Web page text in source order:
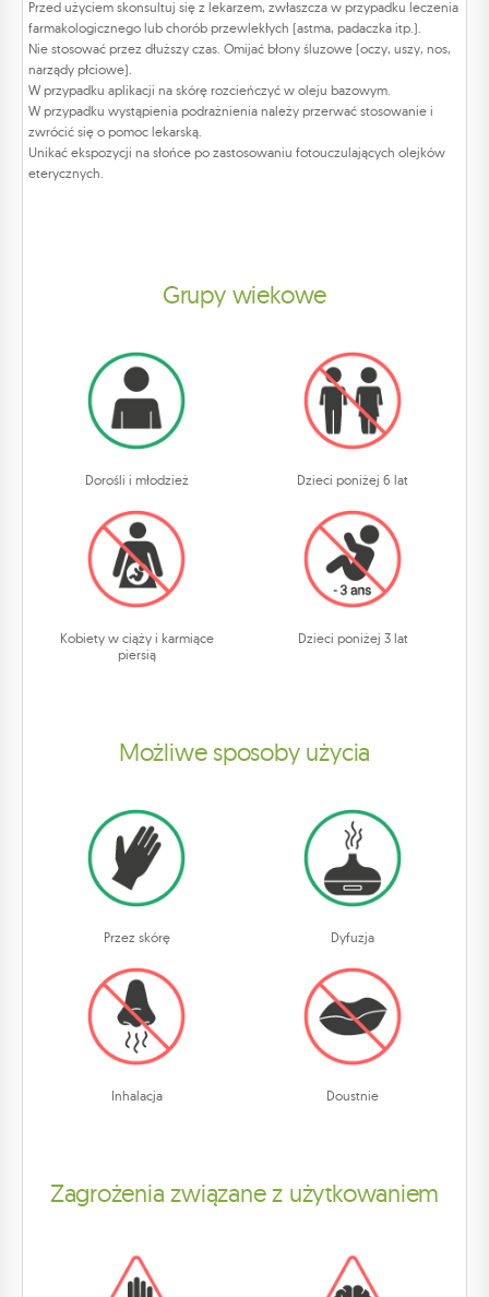
Przed użyciem skonsultuj się z lekarzem, zwłaszcza w przypadku leczenia
farmakologicznego lub chorób przewlekłych (astma, padaczka itp.).
Nie stosować przez dłuższy czas. Omijać błony śluzowe (oczy, uszy, nos,
narządy płciowe).
W przypadku aplikacji na skórę rozcieńczyć w oleju bazowym.
W przypadku wystąpienia podrażnienia należy przerwać stosowanie i
zwrócić się o pomoc lekarską.
Unikać ekspozycji na słońce po zastosowaniu fotouczulających olejków
eterycznych.
Grupy wiekowe
Dorośli i młodzież Dzieci poniżej 6 lat
Kobiety w ciąży i karmiące
piersią
Dzieci poniżej 3 lat
Możliwe sposoby użycia
Przez skórę Dyfuzja
Inhalacja Doustnie
Zagrożenia związane z użytkowaniem